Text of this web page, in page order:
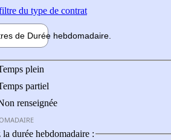
du type de contrat
de Durée hebdomadaire
plein
partiel
renseignée
la durée hebdomadaire :